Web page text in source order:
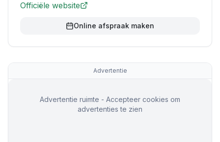
Officiële website
Online afspraak maken
Advertentie
Advertentie ruimte - Accepteer cookies om
advertenties te zien